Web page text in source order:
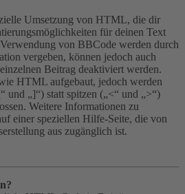
Umsetzung von HTML, die dir
für deinen Text
von BBCode werden durch
vergeben, können jedoch auch
Beitrag deaktiviert werden.
HTML aufgebaut, jedoch werden
und „]“) statt spitzen („<“ und „>“)
Weitere Informationen zu
einer speziellen Hilfe-Seite, die von
aus zugänglich ist.